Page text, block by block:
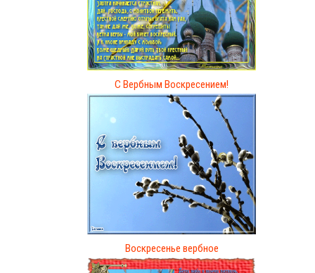
С Вербным Воскресением!
Воскресенье вербное